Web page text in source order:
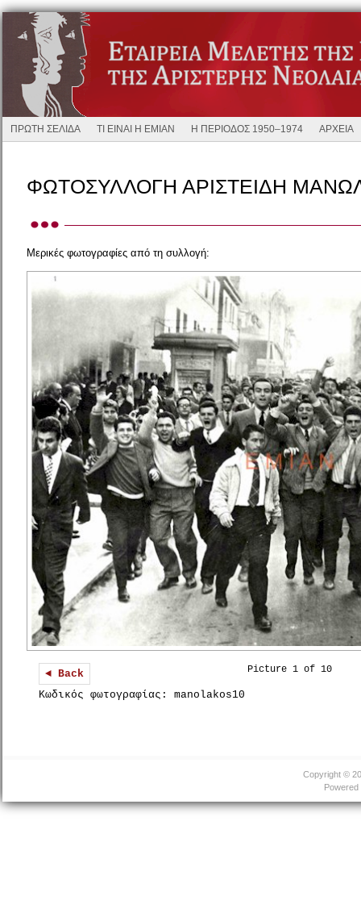
ΠΡΩΤΗ ΣΕΛΙΔΑ ΤΙ ΕΙΝΑΙ Η ΕΜΙΑΝ Η ΠΕΡΙΟΔΟΣ 1950–1974 ΑΡΧΕΙΑ
ΦΩΤΟΣΥΛΛΟΓΗ ΑΡΙΣΤΕΙΔΗ
Μερικές φωτογραφίες από τη συλλογή:
◄ Back Picture 1 of 10
Κωδικός φωτογραφίας: manolakos10
Copyright ©